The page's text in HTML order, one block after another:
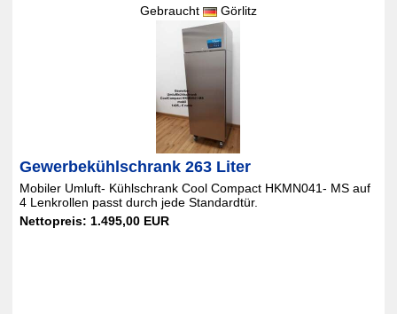
Gebraucht Görlitz
Gewerbekühlschrank 263 Liter
Mobiler Umluft- Kühlschrank Cool Compact HKMN041- MS auf
4 Lenkrollen passt durch jede Standardtür.
Nettopreis: 1.495,00 EUR